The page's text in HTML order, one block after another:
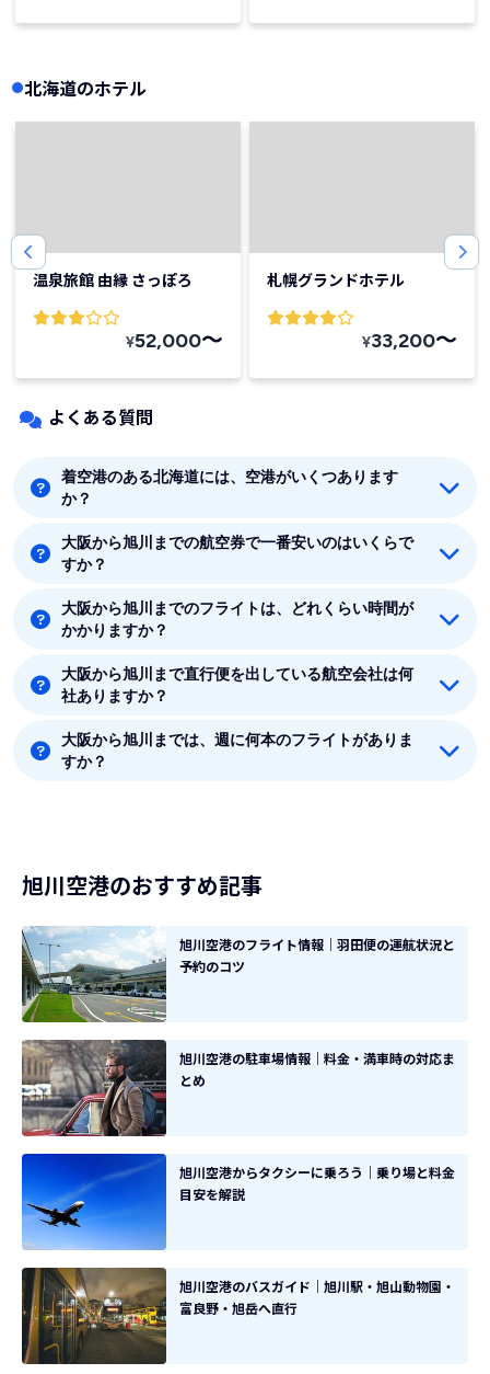
北海道のホテル
温泉旅館 由縁 さっぽろ
¥52,000〜
札幌グランドホテル
¥33,200〜
よくある質問
着空港のある北海道には、空港がいくつあります
か？
着空港のある北海道には12つの空港があります。新千
歳、丘珠、旭川、帯広、釧路、函館、稚内、奥尻、中標
津、女満別、紋別、利尻です。
大阪から旭川までの航空券で一番安いのはいくらで
すか？
大阪から旭川までの最安値はJAL(日本航空)の29890円
です。
大阪から旭川までのフライトは、どれくらい時間が
かかりますか？
大阪から旭川まで平均フライト時間は約1時間55分で
す。
大阪から旭川まで直行便を出している航空会社は何
社ありますか？
大阪から旭川まで直行便を出している航空会社は1社あ
ります。
大阪から旭川までは、週に何本のフライトがありま
すか？
旭川空港のおすすめ記事
旭川空港のフライト情報｜羽田便の運航状況と
予約のコツ
旭川空港の駐車場情報｜料金・満車時の対応ま
とめ
旭川空港からタクシーに乗ろう｜乗り場と料金
目安を解説
旭川空港のバスガイド｜旭川駅・旭山動物園・
富良野・旭岳へ直行